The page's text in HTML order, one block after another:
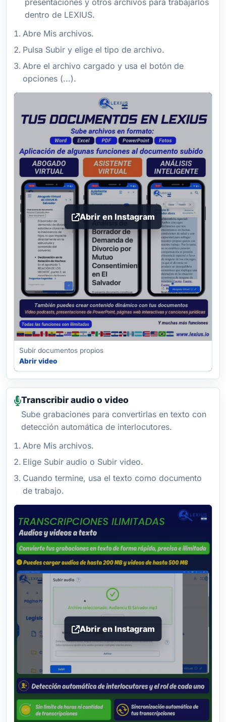
presentaciones y otros archivos para trabajarlos
dentro de LEXIUS.
Abre Mis archivos.
Pulsa Subir y elige el tipo de archivo.
Abre el archivo cargado y usa el botón de
opciones (...).
Abrir en Instagram
Subir documentos propios
Abrir video
Transcribir audio o video
Sube grabaciones para convertirlas en texto con
detección automática de interlocutores.
Abre Mis archivos.
Elige Subir audio o Subir video.
Cuando termine, usa el texto como documento
de trabajo.
Abrir en Instagram